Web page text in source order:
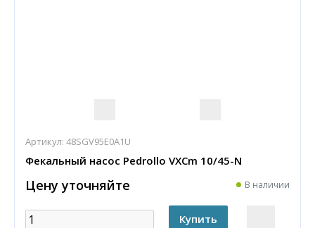
Артикул: 48SGV95E0A1U
Фекальный насос Pedrollo VXCm 10/45-N
Цену уточняйте В наличии